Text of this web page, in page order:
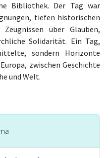
Bibliothek. Der Tag war
tiefen historischen
über Glauben,
Solidarität. Ein Tag,
sondern Horizonte
zwischen Geschichte
und Welt.